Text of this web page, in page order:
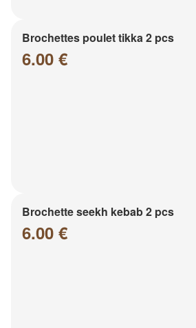
Brochettes poulet tikka 2 pcs
6.00 €
Brochette seekh kebab 2 pcs
6.00 €